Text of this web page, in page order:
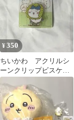
¥350
ちいかわ アクリルシ
ーンクリップビスケッ
ト ハチワレ